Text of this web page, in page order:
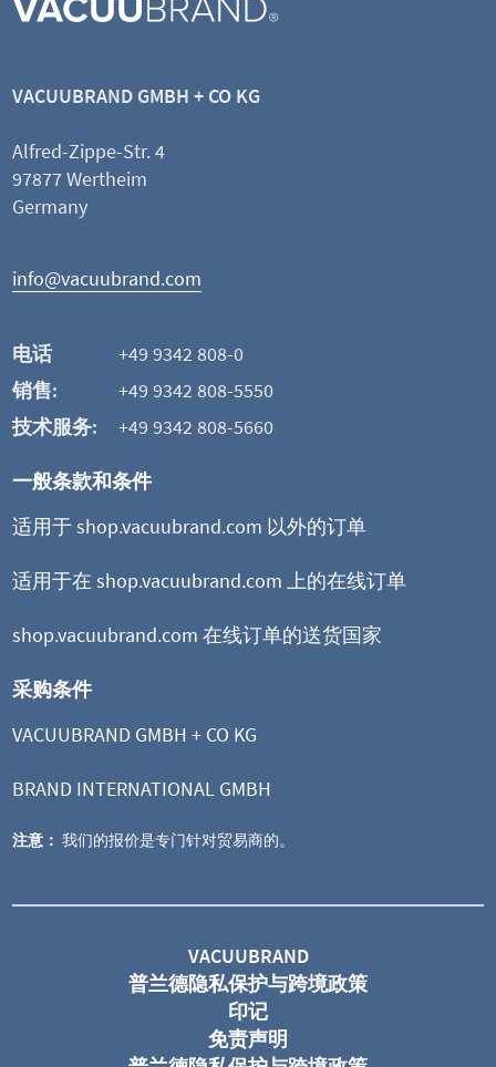
VACUUBRAND GMBH + CO KG
Alfred-Zippe-Str. 4
97877 Wertheim
Germany
info@vacuubrand.com
电话
+49 9342 808-0
销售:
+49 9342 808-5550
技术服务:
+49 9342 808-5660
一般条款和条件
适用于 shop.vacuubrand.com 以外的订单
适用于在 shop.vacuubrand.com 上的在线订单
shop.vacuubrand.com 在线订单的送货国家
采购条件
VACUUBRAND GMBH + CO KG
BRAND INTERNATIONAL GMBH
注意： 我们的报价是专门针对贸易商的。
VACUUBRAND
普兰德隐私保护与跨境政策
印记
免责声明